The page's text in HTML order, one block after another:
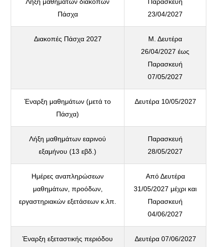
Λήξη μαθημάτων διακοπών
Πάσχα
Παρασκευή
23/04/2027
Διακοπές Πάσχα 2027
Μ. Δευτέρα
26/04/2027 έως
Παρασκευή
07/05/2027
Έναρξη μαθημάτων (μετά το
Πάσχα)
Δευτέρα 10/05/2027
Λήξη μαθημάτων εαρινού
εξαμήνου (13 εβδ.)
Παρασκευή
28/05/2027
Ημέρες αναπληρώσεων
μαθημάτων, προόδων,
εργαστηριακών εξετάσεων κ.λπ.
Από Δευτέρα
31/05/2027 μέχρι και
Παρασκευή
04/06/2027
Έναρξη εξεταστικής περιόδου
Δευτέρα 07/06/2027